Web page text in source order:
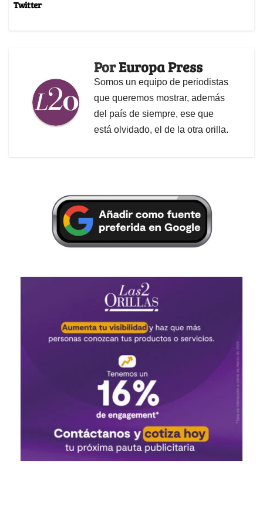
Twitter
PorEuropa Press
Somos un equipo de periodistas
que queremos mostrar, además
del país de siempre, ese que
está olvidado, el de la otra orilla.